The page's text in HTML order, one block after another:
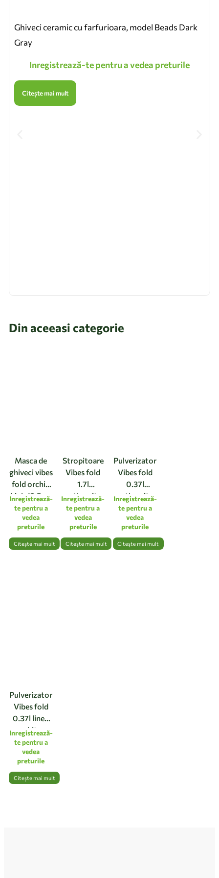
Ghiveci ceramic cu farfurioara, model Beads Dark
Gray
Inregistrează-te pentru a vedea preturile
Citește mai mult
Din aceeasi categorie
Masca de
ghiveci vibes
fold orchid
high 12,5cm
linen white
Inregistrează-
te pentru a
vedea
preturile
Citește mai mult
Stropitoare
Vibes fold
1.7l
anthracite
Inregistrează-
te pentru a
vedea
preturile
Citește mai mult
Pulverizator
Vibes fold
0.37l
anthracite
Inregistrează-
te pentru a
vedea
preturile
Citește mai mult
Pulverizator
Vibes fold
0.37l linen
white
Inregistrează-
te pentru a
vedea
preturile
Citește mai mult